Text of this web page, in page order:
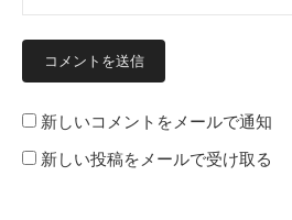
新しいコメントをメールで通知
新しい投稿をメールで受け取る